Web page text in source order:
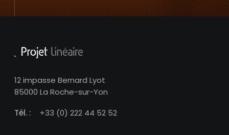
12 impasse Bernard Lyot
85000 La Roche-sur-Yon
Tél. :
+33 (0) 222 44 52 52